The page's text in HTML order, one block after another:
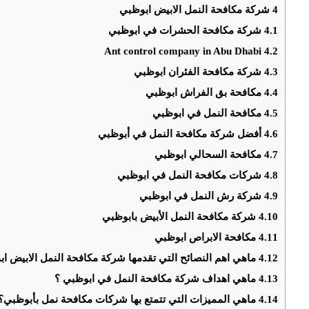
4شركة مكافحة النمل الابيض ابوظبي
4.1شركة مكافحة الحشرات في ابوظبي
4.2
Ant control company in Abu Dhabi
4.3شركة مكافحة الفئران ابوظبي
4.4مكافحة بق الفراش ابوظبي
4.5مكافحة النمل في ابوظبي
4.6أفضل شركة مكافحة النمل في أبوظبي
4.7مكافحة السحالي ابوظبي
4.8شركات مكافحة النمل في ابوظبي
4.9شركة رش النمل في ابوظبي
4.10شركة مكافحة النمل الأبيض بابوظبي
4.11مكافحة الابراص ابوظبي
4.12ماهي اهم النصائح التي تقدمها شركة مكافحة النمل الابيض
4.13ماهي اهداف شركة مكافحة النمل في ابوظبي ؟
4.14ماهي المميزات التي تتمتع بها شركات مكافحة نمل